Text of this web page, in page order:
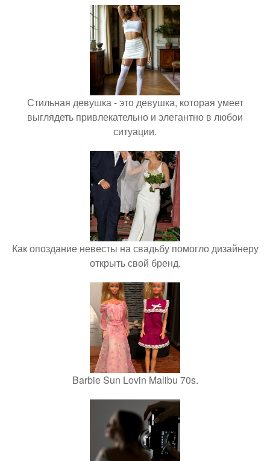
Стильная девушка - это девушка, которая умеет
выглядеть привлекательно и элегантно в любои
ситуации.
Как опоздание невесты на свадьбу помогло дизайнеру
открыть свой бренд.
Barbie Sun Lovin Malibu 70s.